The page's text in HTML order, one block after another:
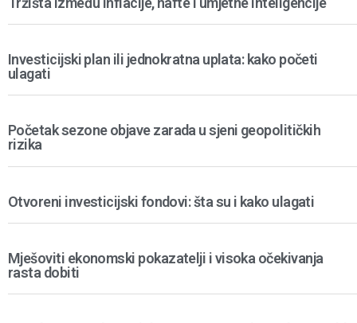
Investicijski plan ili jednokratna uplata: kako početi
ulagati
Početak sezone objave zarada u sjeni geopolitičkih
rizika
Otvoreni investicijski fondovi: šta su i kako ulagati
Mješoviti ekonomski pokazatelji i visoka očekivanja
rasta dobiti